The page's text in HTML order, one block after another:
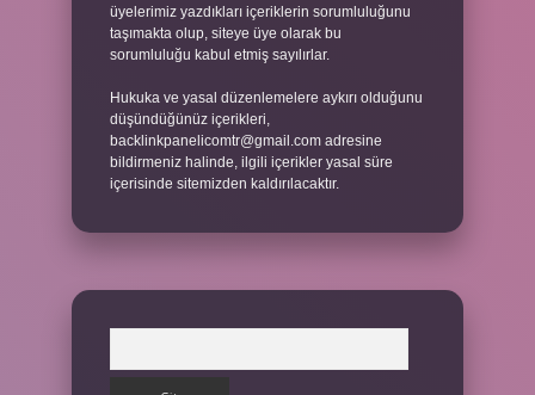
üyelerimiz yazdıkları içeriklerin sorumluluğunu
taşımakta olup, siteye üye olarak bu
sorumluluğu kabul etmiş sayılırlar.
Hukuka ve yasal düzenlemelere aykırı olduğunu
düşündüğünüz içerikleri,
backlinkpanelicomtr@gmail.com adresine
bildirmeniz halinde, ilgili içerikler yasal süre
içerisinde sitemizden kaldırılacaktır.